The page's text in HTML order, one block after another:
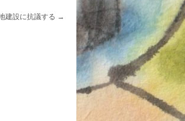
建設に抗議する →